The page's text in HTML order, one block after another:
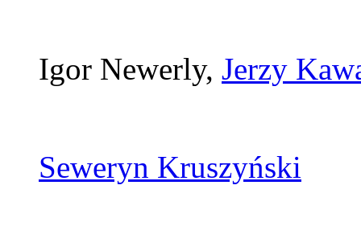
Igor Newerly, Jerzy
Seweryn Kruszyński